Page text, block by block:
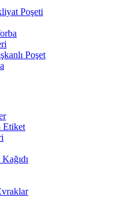
Poşeti
Poşet
Etiket